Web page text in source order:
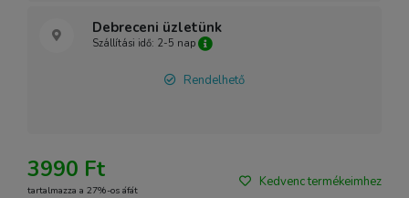
Debreceni üzletünk
Szállítási idő: 2-5 nap
Rendelhető
3990 Ft
tartalmazza a 27%-os áfát
Kedvenc termékeimhez